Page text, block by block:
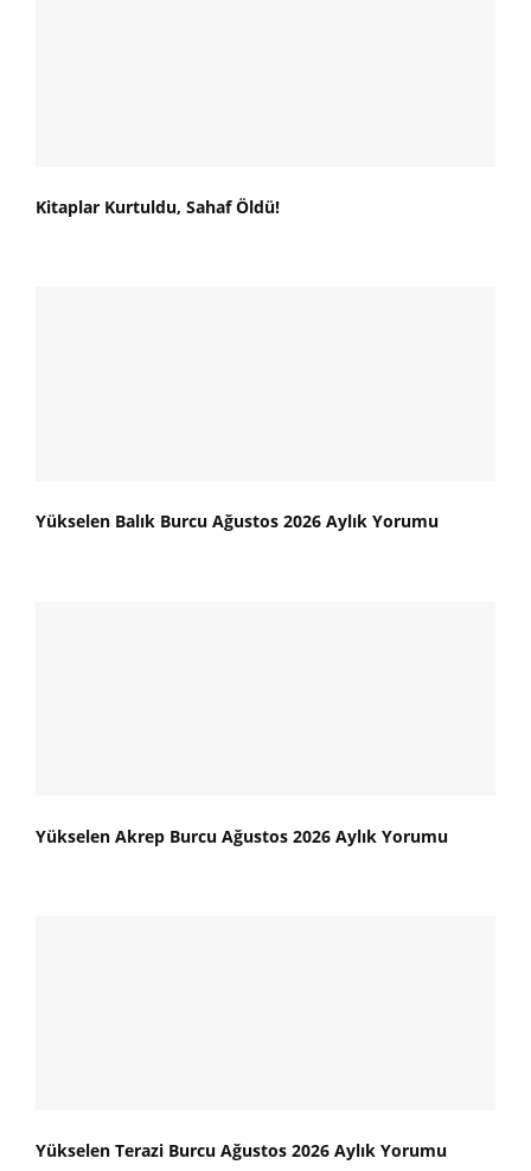
Kitaplar Kurtuldu, Sahaf Öldü!
Yükselen Balık Burcu Ağustos 2026 Aylık Yorumu
Yükselen Akrep Burcu Ağustos 2026 Aylık Yorumu
Yükselen Terazi Burcu Ağustos 2026 Aylık Yorumu